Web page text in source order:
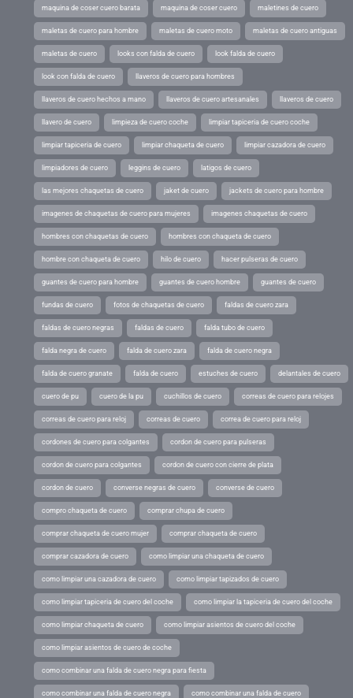
maquina de coser cuero barata maquina de coser cuero maletines de cuero
maletas de cuero para hombre maletas de cuero moto maletas de cuero antiguas
maletas de cuero looks con falda de cuero look falda de cuero
look con falda de cuero llaveros de cuero para hombres
llaveros de cuero hechos a mano llaveros de cuero artesanales llaveros de cuero
llavero de cuero limpieza de cuero coche limpiar tapiceria de cuero coche
limpiar tapiceria de cuero limpiar chaqueta de cuero limpiar cazadora de cuero
limpiadores de cuero leggins de cuero latigos de cuero
las mejores chaquetas de cuero jaket de cuero jackets de cuero para hombre
imagenes de chaquetas de cuero para mujeres imagenes chaquetas de cuero
hombres con chaquetas de cuero hombres con chaqueta de cuero
hombre con chaqueta de cuero hilo de cuero hacer pulseras de cuero
guantes de cuero para hombre guantes de cuero hombre guantes de cuero
fundas de cuero fotos de chaquetas de cuero faldas de cuero zara
faldas de cuero negras faldas de cuero falda tubo de cuero
falda negra de cuero falda de cuero zara falda de cuero negra
falda de cuero granate falda de cuero estuches de cuero delantales de cuero
cuero de pu cuero de la pu cuchillos de cuero correas de cuero para relojes
correas de cuero para reloj correas de cuero correa de cuero para reloj
cordones de cuero para colgantes cordon de cuero para pulseras
cordon de cuero para colgantes cordon de cuero con cierre de plata
cordon de cuero converse negras de cuero converse de cuero
compro chaqueta de cuero comprar chupa de cuero
comprar chaqueta de cuero mujer comprar chaqueta de cuero
comprar cazadora de cuero como limpiar una chaqueta de cuero
como limpiar una cazadora de cuero como limpiar tapizados de cuero
como limpiar tapiceria de cuero del coche como limpiar la tapiceria de cuero del coche
como limpiar chaqueta de cuero como limpiar asientos de cuero del coche
como limpiar asientos de cuero de coche
como combinar una falda de cuero negra para fiesta
como combinar una falda de cuero negra como combinar una falda de cuero